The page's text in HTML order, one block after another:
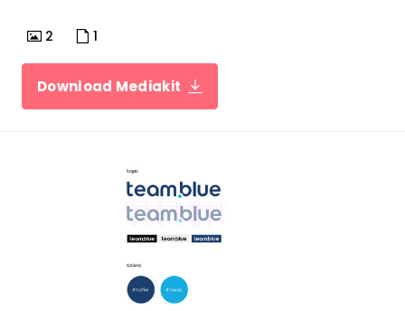
2 1
Download Mediakit